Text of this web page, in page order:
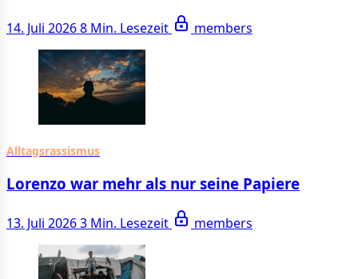
14. Juli 20268 Min. Lesezeit members
Alltagsrassismus
Lorenzo war mehr als nur seine Papiere
13. Juli 20263 Min. Lesezeit members